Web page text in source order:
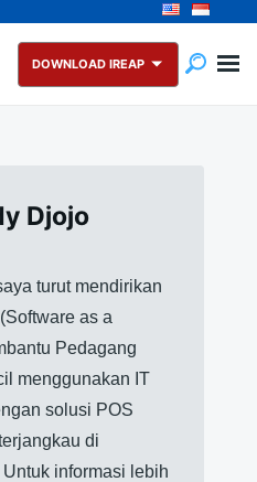
DOWNLOAD IREAP
Djojo
turut mendirikan
as a
Pedagang
menggunakan IT
solusi POS
di
informasi lebih